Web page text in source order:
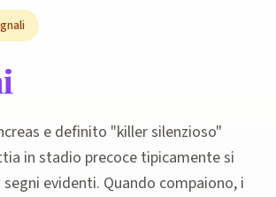
e definito "killer silenzioso"
in stadio precoce tipicamente si
evidenti. Quando compaiono, i